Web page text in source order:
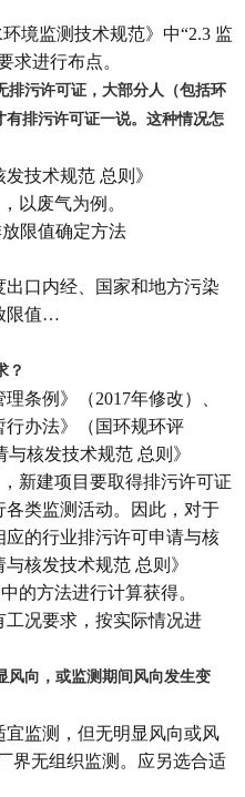
境监测技术规范》中“2.3 监
求进行布点。
排污许可证，大部分人（包括环
排污许可证一说。这种情况怎
技术规范 总则》
以废气为例。
限值确定方法
口内经、国家和地方污染
限值…
？
条例》（2017年修改）、
行办法》（国环规环评
核发技术规范 总则》
，新建项目要取得排污许可证
类监测活动。因此，对于
的行业排污许可申请与核
核发技术规范 总则》
的方法进行计算获得。
况要求，按实际情况进
风向，或监测期间风向发生变
监测，但无明显风向或风
界无组织监测。应另选合适